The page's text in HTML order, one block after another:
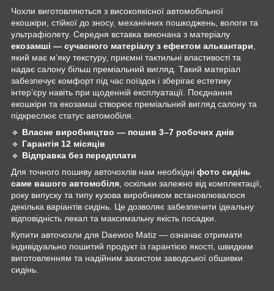
Чохли виготовляються з високоякісної автомобільної
екошкіри, стійкої до зносу, механічних пошкоджень, вологи та
ультрафіолету. Середня вставка виконана з матеріалу
екозамші — сучасного матеріалу з ефектом алькантари
який має м’яку текстуру, приємні тактильні властивості та
надає салону більш преміальний вигляд. Такий матеріал
забезпечує комфорт під час поїздок і зберігає естетику
інтер’єру навіть при щоденній експлуатації. Поєднання
екошкіри та екозамші створює преміальний вигляд салону та
підкреслює статус автомобіля.
🔹 Власне виробництво — пошив 3–7 робочих днів
🔹 Гарантія 12 місяців
🔹 Відправка без передплати
Для точного пошиву авточохлів нам необхідні фото сидінь
саме вашого автомобіля , оскільки залежно від комплектації,
року випуску та типу кузова виробником встановлювалося
декілька варіантів сидінь. Це дозволяє забезпечити ідеальну
відповідність лекал та максимальну якість посадки.
Купити авточохли для Daewoo Matiz — означає отримати
індивідуально пошитий продукт із гарантією якості, швидким
виготовленням та надійним захистом заводської обшивки
сидінь.